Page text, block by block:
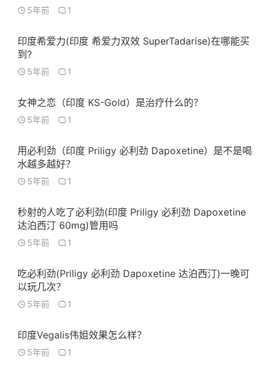
5年前 1
印度希爱力(印度 希爱力双效 SuperTadarise)在哪能买
到?
5年前 1
女神之恋（印度 KS-Gold）是治疗什么的？
5年前 1
用必利劲（印度 Priligy 必利劲 Dapoxetine）是不是喝
水越多越好？
5年前 1
秒射的人吃了必利劲(印度 Priligy 必利劲 Dapoxetine
达泊西汀 60mg)管用吗
5年前 1
吃必利劲(Priligy 必利劲 Dapoxetine 达泊西汀)一晚可
以玩几次？
5年前 1
印度Vegalis伟姐效果怎么样？
5年前 1